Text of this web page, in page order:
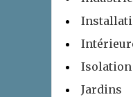
Isolation
Jardins